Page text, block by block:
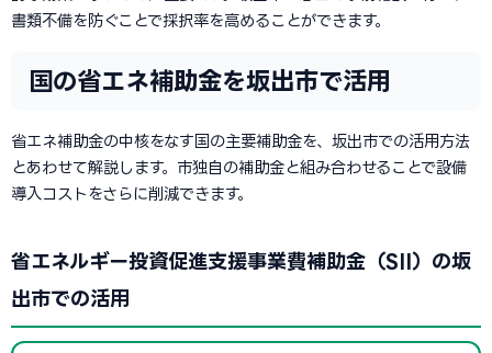
書類不備を防ぐことで採択率を高めることができます。
国の省エネ補助金を坂出市で活用
省エネ補助金の中核をなす国の主要補助金を、坂出市での活用方法
とあわせて解説します。市独自の補助金と組み合わせることで設備
導入コストをさらに削減できます。
省エネルギー投資促進支援事業費補助金（SII）の坂
出市での活用